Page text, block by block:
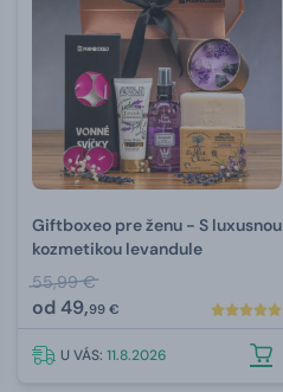
Giftboxeo pre ženu - S luxusnou
kozmetikou levandule
55,99 €
od49,99 €
U VÁS: 11.8.2026